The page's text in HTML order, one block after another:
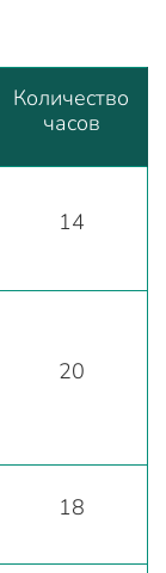
Количество
часов
14
20
18